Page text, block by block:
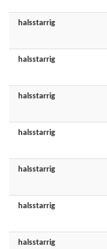
halsstarrig
halsstarrig
halsstarrig
halsstarrig
halsstarrig
halsstarrig
halsstarrig